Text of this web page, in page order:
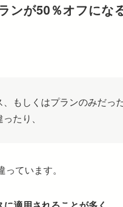
ンが50％オフにな
もしくはプランのみだった
たり、
ています。